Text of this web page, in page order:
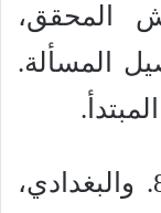
وهوامش المحقق،
تفصيل المسألة.
(14) ديوان الفرزدق، ص850. والبغدادي،